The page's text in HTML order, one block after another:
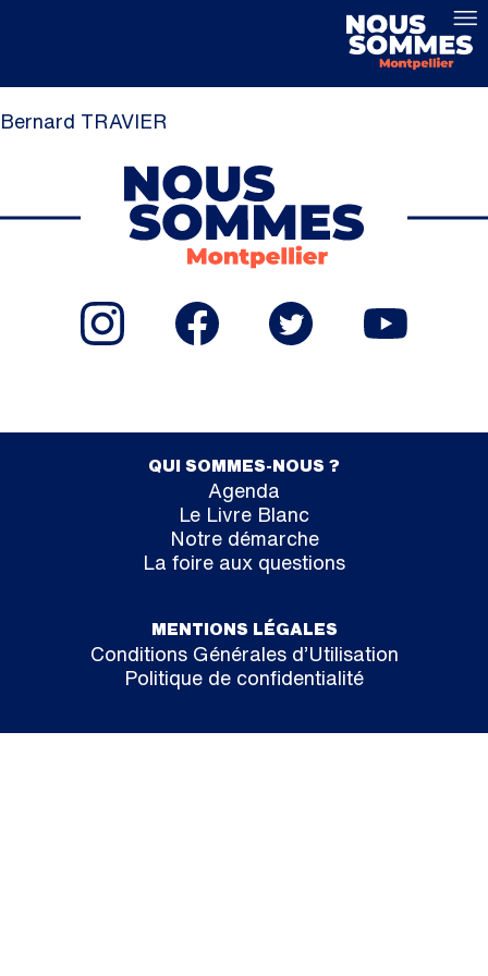
Bernard TRAVIER
QUI SOMMES-NOUS ?
Agenda
Le Livre Blanc
Notre démarche
La foire aux questions
MENTIONS LÉGALES
Conditions Générales d’Utilisation
Politique de confidentialité